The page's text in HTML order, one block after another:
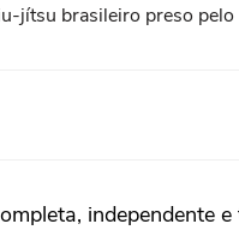
jítsu brasileiro preso pelo
independente